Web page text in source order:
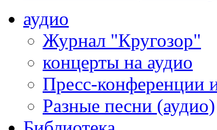
аудио
Журнал "Кругозор"
концерты на аудио
Пресс-конференции
Разные песни (аудио)